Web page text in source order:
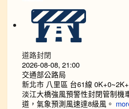
道路封閉
2026-08-08, 21:00
交通部公路局
新北市 八里區 台61線
淡江大橋強風預警性封閉管制機
道，氣象預測風速達8級風。